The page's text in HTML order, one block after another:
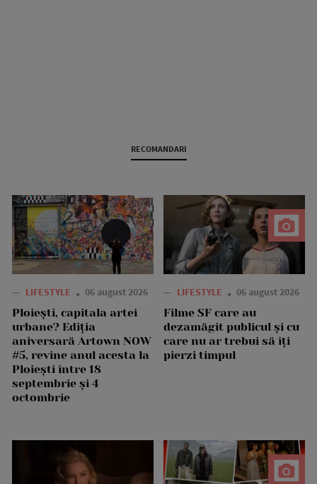
RECOMANDARI
— LIFESTYLE 06 august 2026
Ploiești, capitala artei
urbane? Ediția
aniversară Artown NOW
#5, revine anul acesta la
Ploiești între 18
septembrie și 4
octombrie
— LIFESTYLE 06 august 2026
Filme SF care au
dezamăgit publicul și cu
care nu ar trebui să îți
pierzi timpul